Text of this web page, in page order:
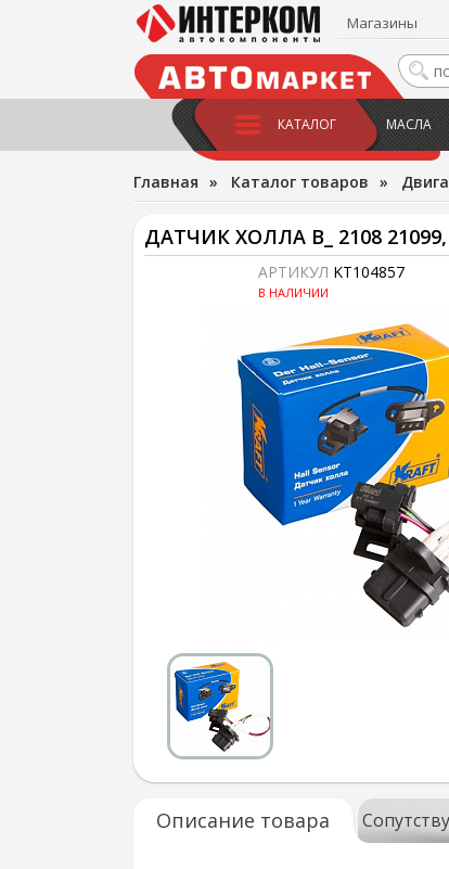
Магазины
КАТАЛОГ МАСЛА
Главная » Каталог товаров »
ДАТЧИК ХОЛЛА В_ 2108 21099,
АРТИКУЛ KT104857
В НАЛИЧИИ
Описание товара